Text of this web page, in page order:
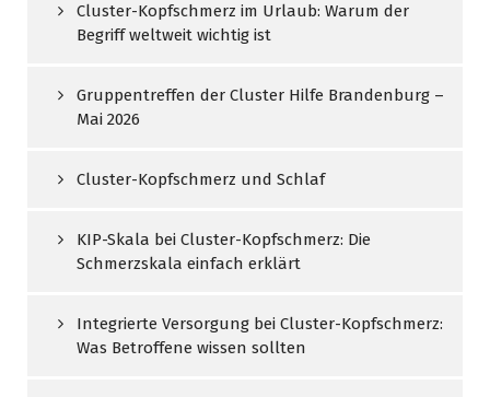
Cluster-Kopfschmerz im Urlaub: Warum der
Begriff weltweit wichtig ist
Gruppentreffen der Cluster Hilfe Brandenburg –
Mai 2026
Cluster-Kopfschmerz und Schlaf
KIP-Skala bei Cluster-Kopfschmerz: Die
Schmerzskala einfach erklärt
Integrierte Versorgung bei Cluster-Kopfschmerz:
Was Betroffene wissen sollten